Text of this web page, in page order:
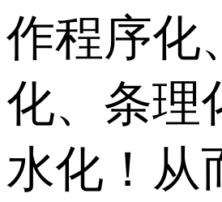
作程序化
化、条理
水化！从